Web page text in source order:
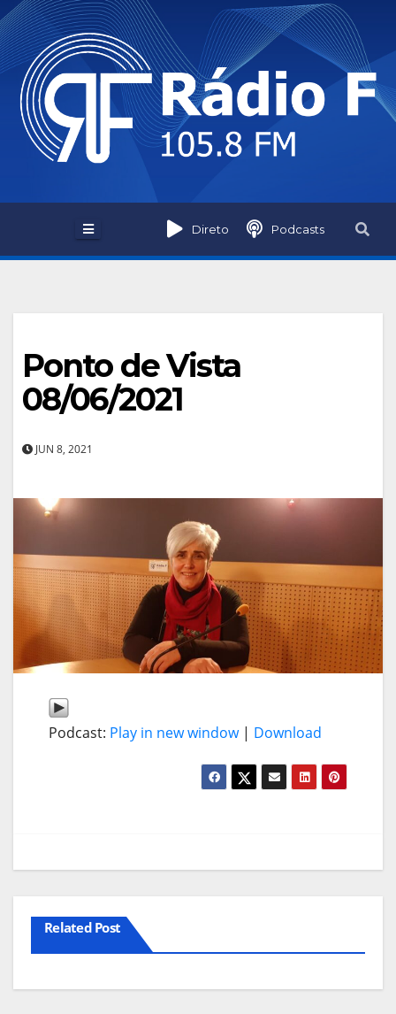
Skip
to
content
Direto Podcasts
Ponto de Vista
08/06/2021
JUN 8, 2021
Podcast: Play in new window| Download
Related Post